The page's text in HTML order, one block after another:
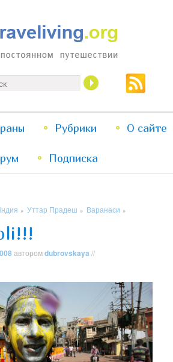
Перейти
к
Перейти
к
Рубрики О сайте
Подписка
»Уттар Прадеш » Варанаси »
авторомdubrovskaya //